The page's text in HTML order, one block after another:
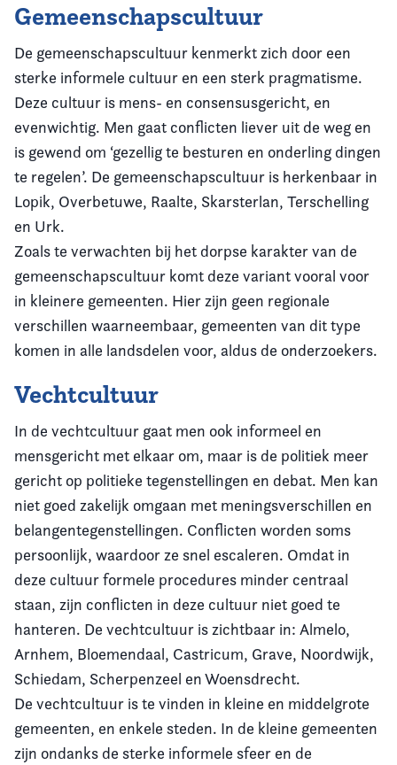
Gemeenschapscultuur
De gemeenschapscultuur kenmerkt zich door een
sterke informele cultuur en een sterk pragmatisme.
Deze cultuur is mens- en consensusgericht, en
evenwichtig. Men gaat conflicten liever uit de weg en
is gewend om ‘gezellig te besturen en onderling dingen
te regelen’. De gemeenschapscultuur is herkenbaar in
Lopik, Overbetuwe, Raalte, Skarsterlan, Terschelling
en Urk.
Zoals te verwachten bij het dorpse karakter van de
gemeenschapscultuur komt deze variant vooral voor
in kleinere gemeenten. Hier zijn geen regionale
verschillen waarneembaar, gemeenten van dit type
komen in alle landsdelen voor, aldus de onderzoekers.
Vechtcultuur
In de vechtcultuur gaat men ook informeel en
mensgericht met elkaar om, maar is de politiek meer
gericht op politieke tegenstellingen en debat. Men kan
niet goed zakelijk omgaan met meningsverschillen en
belangentegenstellingen. Conflicten worden soms
persoonlijk, waardoor ze snel escaleren. Omdat in
deze cultuur formele procedures minder centraal
staan, zijn conflicten in deze cultuur niet goed te
hanteren. De vechtcultuur is zichtbaar in: Almelo,
Arnhem, Bloemendaal, Castricum, Grave, Noordwijk,
Schiedam, Scherpenzeel en Woensdrecht.
De vechtcultuur is te vinden in kleine en middelgrote
gemeenten, en enkele steden. In de kleine gemeenten
zijn ondanks de sterke informele sfeer en de